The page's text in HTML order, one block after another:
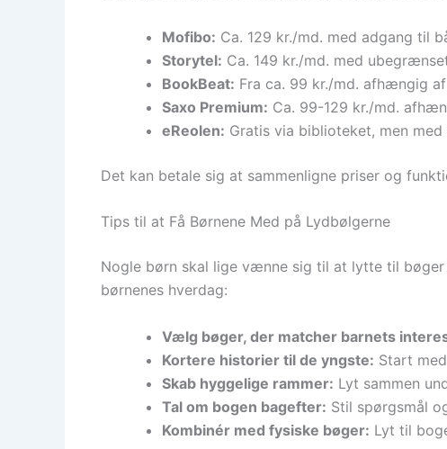
Mofibo: Ca. 129 kr./md. med adgang til
Storytel: Ca. 149 kr./md. med
BookBeat: Fra ca. 99 kr./md. afhængig
Saxo Premium: Ca. 99-129 kr./md.
eReolen: Gratis via biblioteket, men
Det kan betale sig at sammenligne priser og
Tips til at Få Børnene Med på Lydbølgerne
Nogle børn skal lige vænne sig til at lytte til
børnenes hverdag:
Vælg bøger, der matcher barnets
Kortere historier til de yngste: Start
Skab hyggelige rammer: Lyt sammen
Tal om bogen bagefter: Stil spørgsmål
Kombinér med fysiske bøger: Lyt til